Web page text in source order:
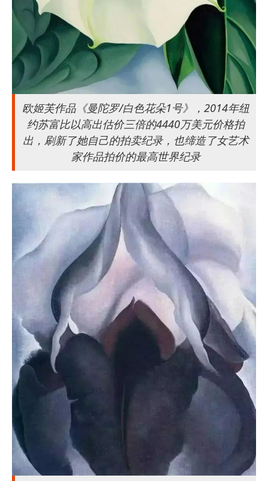
欧姬芙作品《曼陀罗/白色花朵1号》，2014年纽
约苏富比以高出估价三倍的4440万美元价格拍
出，刷新了她自己的拍卖纪录，也缔造了女艺术
家作品拍价的最高世界纪录